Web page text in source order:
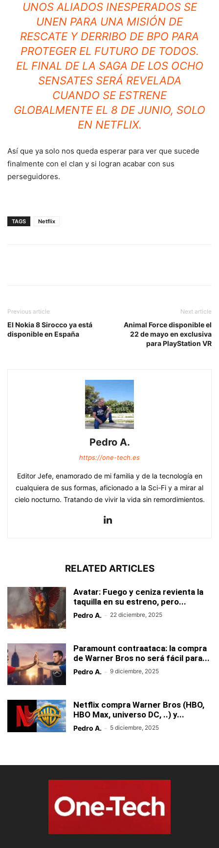
UNOS ALIADOS INESPERADOS SE
UNEN PARA UNA MISIÓN DE
RESCATE Y DERRIBO DE BPO PARA
PROTEGER EL FUTURO DE TODOS.
EL FINAL DE LA SAGA DE LOS OCHO
SENSATES SERÁ REVELADA
CUANDO SE ESTRENE
GLOBALMENTE EL 8 DE JUNIO, SOLO
EN NETFLIX.
Así que ya solo nos queda esperar para ver que sucede
finalmente con el clan y si logran acabar con sus
perseguidores.
TAGS Netflix
Previous article
El Nokia 8 Sirocco ya está
disponible en España
Next article
Animal Force disponible el
22 de mayo en exclusiva
para PlayStation VR
Pedro A.
https://one-tech.es
Editor Jefe, enamorado de mi familia y de la tecnología en
cualquiera de sus formas, aficionado a la Sci-Fi y a mirar al
cielo nocturno. Tratando de vivir la vida sin remordimientos.
RELATED ARTICLES
Avatar: Fuego y ceniza revienta la
taquilla en su estreno, pero...
Pedro A. - 22 diciembre, 2025
Paramount contraataca: la compra
de Warner Bros no será fácil para...
Pedro A. - 9 diciembre, 2025
Netflix compra Warner Bros (HBO,
HBO Max, universo DC, ..) y...
Pedro A. - 5 diciembre, 2025